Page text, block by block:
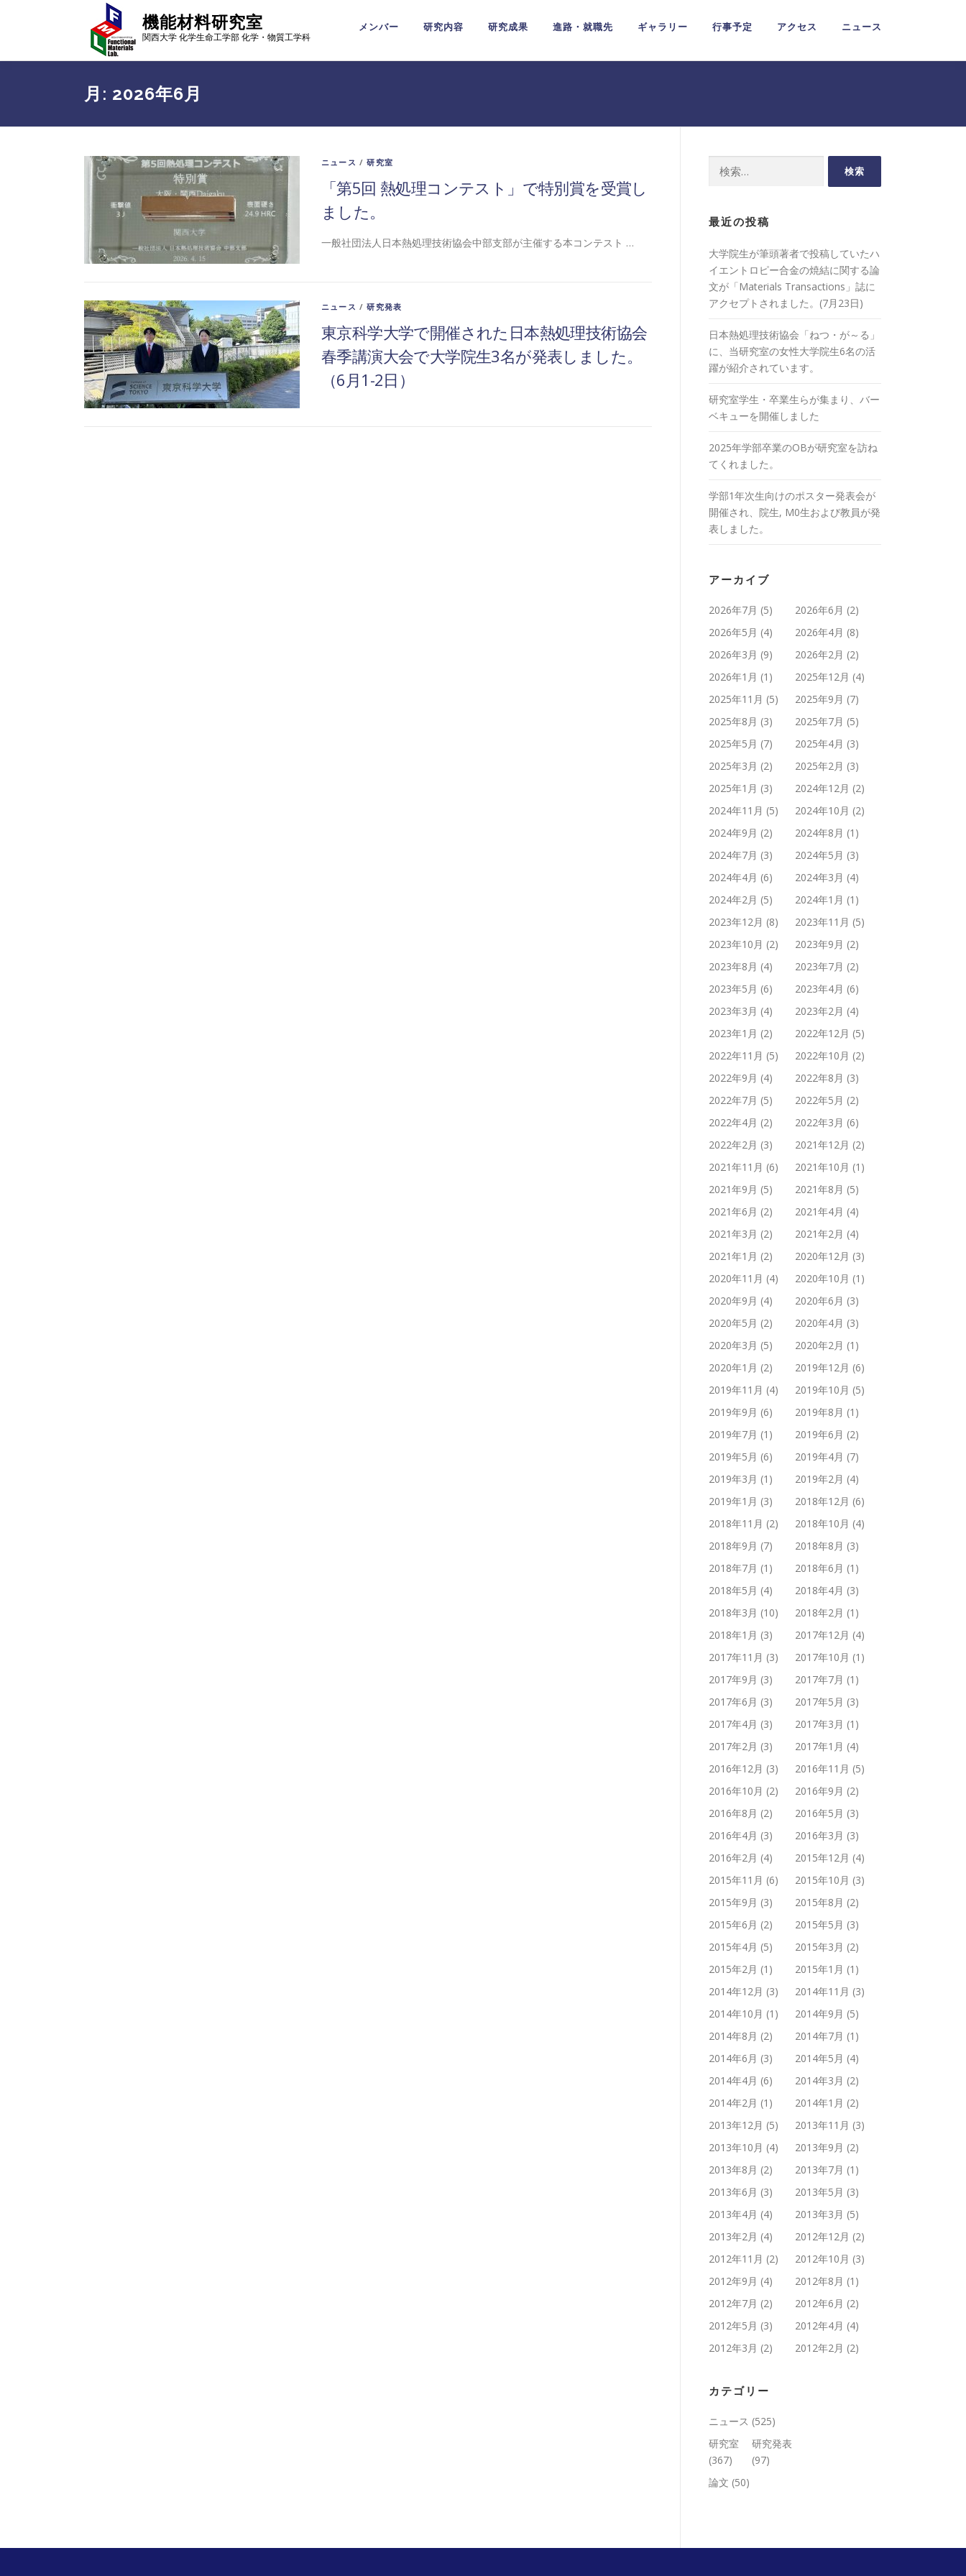
ン
キ
機能材料研究室
関西大学 化学生命工学部 化学・物質工学科
メンバー 研究内容 研究成果 進路・就職先 ギャラリー 行事予定 アクセス ニュース
月: 2026年6月
ニュース /研究室
「第5回 熱処理コンテスト」で特別賞を受賞し
ました。
一般社団法人日本熱処理技術協会中部支部が主催する本コンテスト …
ニュース /研究発表
東京科学大学で開催された日本熱処理技術協会
春季講演大会で大学院生3名が発表しました。
（6月1-2日）
最近の投稿
大学院生が筆頭著者で投稿していたハ
イエントロピー合金の焼結に関する論
文が「Materials Transactions」誌に
アクセプトされました。(7月23日)
日本熱処理技術協会「ねつ・が～る」
に、当研究室の女性大学院生6名の活
躍が紹介されています。
研究室学生・卒業生らが集まり、バー
ベキューを開催しました
2025年学部卒業のOBが研究室を訪ね
てくれました。
学部1年次生向けのポスター発表会が
開催され、院生, M0生および教員が発
表しました。
アーカイブ
2026年7月 (5) 2026年6月 (2)
2026年5月 (4) 2026年4月 (8)
2026年3月 (9) 2026年2月 (2)
2026年1月 (1) 2025年12月 (4)
2025年11月 (5) 2025年9月 (7)
2025年8月 (3) 2025年7月 (5)
2025年5月 (7) 2025年4月 (3)
2025年3月 (2) 2025年2月 (3)
2025年1月 (3) 2024年12月 (2)
2024年11月 (5) 2024年10月 (2)
2024年9月 (2) 2024年8月 (1)
2024年7月 (3) 2024年5月 (3)
2024年4月 (6) 2024年3月 (4)
2024年2月 (5) 2024年1月 (1)
2023年12月 (8) 2023年11月 (5)
2023年10月 (2) 2023年9月 (2)
2023年8月 (4) 2023年7月 (2)
2023年5月 (6) 2023年4月 (6)
2023年3月 (4) 2023年2月 (4)
2023年1月 (2) 2022年12月 (5)
2022年11月 (5) 2022年10月 (2)
2022年9月 (4) 2022年8月 (3)
2022年7月 (5) 2022年5月 (2)
2022年4月 (2) 2022年3月 (6)
2022年2月 (3) 2021年12月 (2)
2021年11月 (6) 2021年10月 (1)
2021年9月 (5) 2021年8月 (5)
2021年6月 (2) 2021年4月 (4)
2021年3月 (2) 2021年2月 (4)
2021年1月 (2) 2020年12月 (3)
2020年11月 (4) 2020年10月 (1)
2020年9月 (4) 2020年6月 (3)
2020年5月 (2) 2020年4月 (3)
2020年3月 (5) 2020年2月 (1)
2020年1月 (2) 2019年12月 (6)
2019年11月 (4) 2019年10月 (5)
2019年9月 (6) 2019年8月 (1)
2019年7月 (1) 2019年6月 (2)
2019年5月 (6) 2019年4月 (7)
2019年3月 (1) 2019年2月 (4)
2019年1月 (3) 2018年12月 (6)
2018年11月 (2) 2018年10月 (4)
2018年9月 (7) 2018年8月 (3)
2018年7月 (1) 2018年6月 (1)
2018年5月 (4) 2018年4月 (3)
2018年3月 (10) 2018年2月 (1)
2018年1月 (3) 2017年12月 (4)
2017年11月 (3) 2017年10月 (1)
2017年9月 (3) 2017年7月 (1)
2017年6月 (3) 2017年5月 (3)
2017年4月 (3) 2017年3月 (1)
2017年2月 (3) 2017年1月 (4)
2016年12月 (3) 2016年11月 (5)
2016年10月 (2) 2016年9月 (2)
2016年8月 (2) 2016年5月 (3)
2016年4月 (3) 2016年3月 (3)
2016年2月 (4) 2015年12月 (4)
2015年11月 (6) 2015年10月 (3)
2015年9月 (3) 2015年8月 (2)
2015年6月 (2) 2015年5月 (3)
2015年4月 (5) 2015年3月 (2)
2015年2月 (1) 2015年1月 (1)
2014年12月 (3) 2014年11月 (3)
2014年10月 (1) 2014年9月 (5)
2014年8月 (2) 2014年7月 (1)
2014年6月 (3) 2014年5月 (4)
2014年4月 (6) 2014年3月 (2)
2014年2月 (1) 2014年1月 (2)
2013年12月 (5) 2013年11月 (3)
2013年10月 (4) 2013年9月 (2)
2013年8月 (2) 2013年7月 (1)
2013年6月 (3) 2013年5月 (3)
2013年4月 (4) 2013年3月 (5)
2013年2月 (4) 2012年12月 (2)
2012年11月 (2) 2012年10月 (3)
2012年9月 (4) 2012年8月 (1)
2012年7月 (2) 2012年6月 (2)
2012年5月 (3) 2012年4月 (4)
2012年3月 (2) 2012年2月 (2)
カテゴリー
ニュース (525)
研究室
(367)
研究発表
(97)
論文 (50)